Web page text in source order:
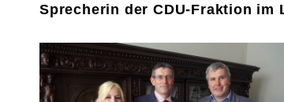
Sprecherin der CDU-Fraktion im